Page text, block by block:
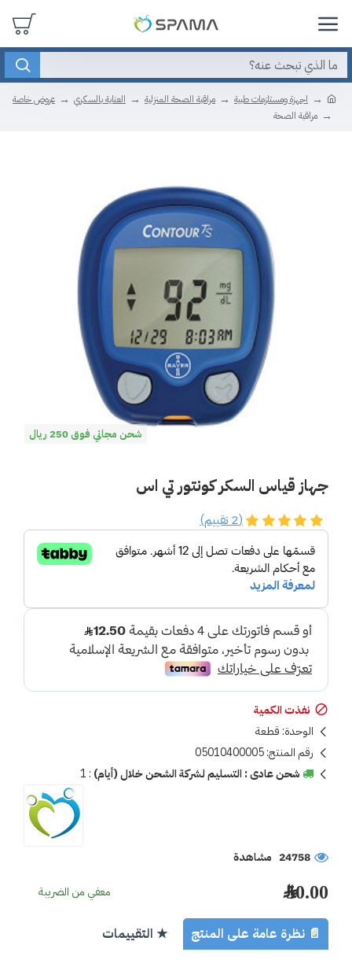
اجهزة ومستلزمات طبية مراقبة الصحة المنزلية العناية بالسكري
عروض خاصة
مراقبة الصحة
شحن مجاني فوق 250 ريال
جهاز قياس السكر كونتور تي اس
نفذت الكمية
الوحدة: قطعة
رقم المنتج:05010400005
شحن عادى : التسليم لشركة الشحن خلال (أيام) :
1
24758 مشاهدة
(2 تقييم)
50.00 ﷼ معفي من الضريبة
📄 نظرة عامة على المنتج ★ التقييمات